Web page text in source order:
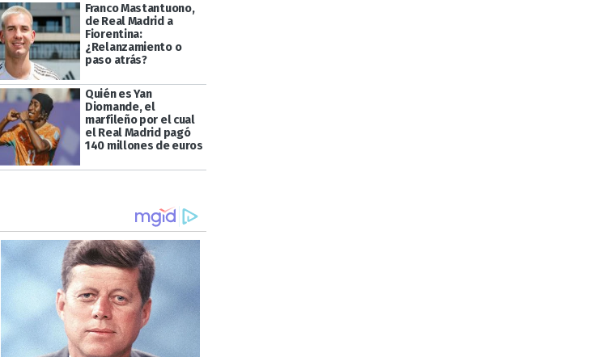
Franco Mastantuono,
de Real Madrid a
Fiorentina:
¿Relanzamiento o
paso atrás?
Quién es Yan
Diomande, el
marfileño por el cual
el Real Madrid pagó
140 millones de euros